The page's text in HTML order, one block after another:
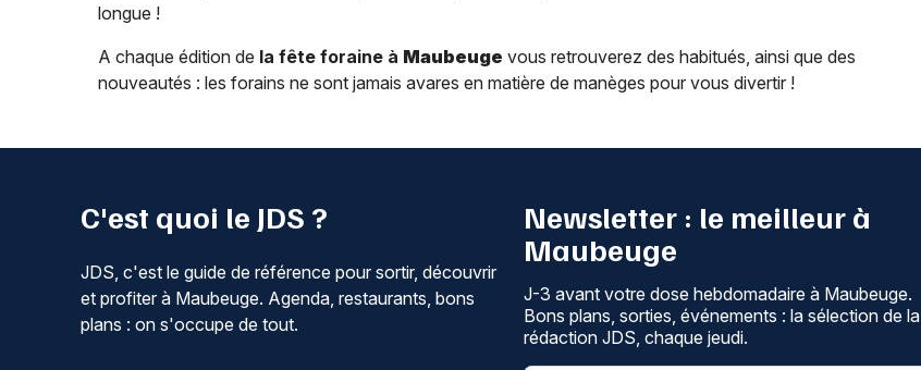
longue !
A chaque édition de la fête foraine à Maubeuge vous retrouverez des habitués, ainsi que des
nouveautés : les forains ne sont jamais avares en matière de manèges pour vous divertir !
C'est quoi le JDS ?
JDS, c'est le guide de référence pour sortir, découvrir
et profiter à Maubeuge. Agenda, restaurants, bons
plans : on s'occupe de tout.
Newsletter : le meilleur à
Maubeuge
J-3 avant votre dose hebdomadaire à Maubeuge.
Bons plans, sorties, événements : la sélection de la
rédaction JDS, chaque jeudi.